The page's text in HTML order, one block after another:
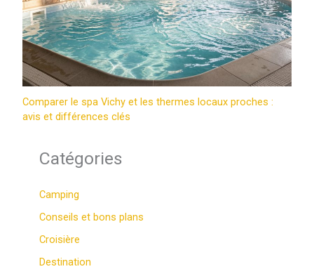
Comparer le spa Vichy et les thermes locaux proches :
avis et différences clés
Catégories
Camping
Conseils et bons plans
Croisière
Destination